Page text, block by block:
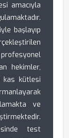
amacıyla
başlayıp
hekimler,
kas kütlesi
ve
test